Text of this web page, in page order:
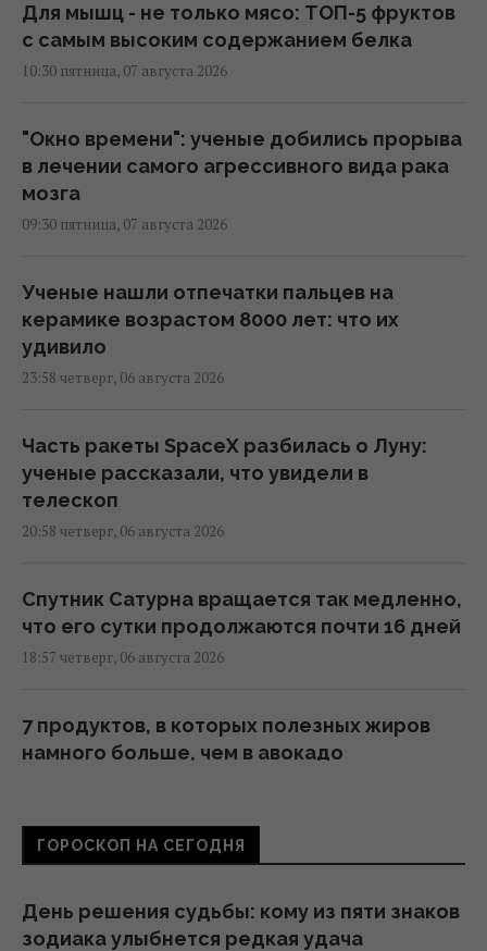
Для мышц - не только мясо: ТОП-5 фруктов
с самым высоким содержанием белка
10:30 пятница, 07 августа 2026
"Окно времени": ученые добились прорыва
в лечении самого агрессивного вида рака
мозга
09:30 пятница, 07 августа 2026
Ученые нашли отпечатки пальцев на
керамике возрастом 8000 лет: что их
удивило
23:58 четверг, 06 августа 2026
Часть ракеты SpaceX разбилась о Луну:
ученые рассказали, что увидели в
телескоп
20:58 четверг, 06 августа 2026
Спутник Сатурна вращается так медленно,
что его сутки продолжаются почти 16 дней
18:57 четверг, 06 августа 2026
7 продуктов, в которых полезных жиров
намного больше, чем в авокадо
Во Вьетнаме обнаружили самую большую
небоскреб и Boeing 747
15:42 четверг, 06 августа 2026
ГОРОСКОП НА СЕГОДНЯ
День решения судьбы: кому из пяти знаков
зодиака улыбнется редкая удача